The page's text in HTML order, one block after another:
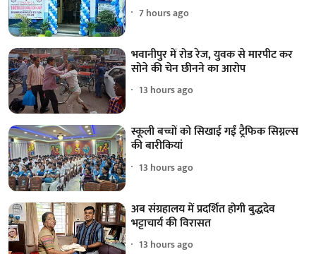
7 hours ago
भवानीपुर में रोड रेज, युवक से मारपीट कर
सोने की चेन छीनने का आरोप
13 hours ago
स्कूली बच्चों को सिखाई गईं ट्रैफिक सिग्नल्स
की बारीकियां
13 hours ago
अब संग्रहालय में प्रदर्शित होगी बुद्धदेव
भट्टाचार्य की विरासत
13 hours ago